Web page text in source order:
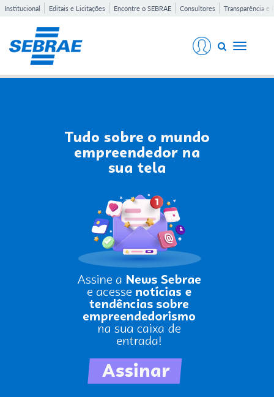
Institucional Editais e Licitações Encontre o SEBRAE Consultores Transparência e
Toggle